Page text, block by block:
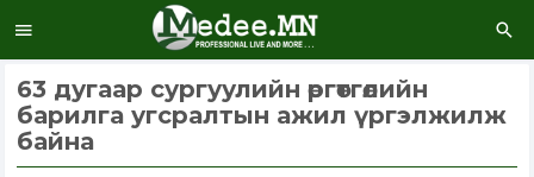
63 дугаар сургуулийн өргөтгөлийн
барилга угсралтын ажил үргэлжилж
байна